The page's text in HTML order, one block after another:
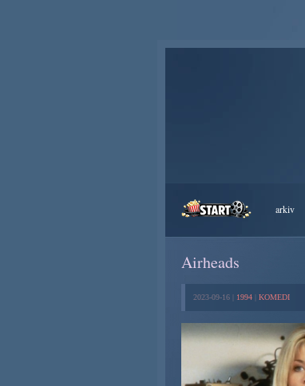
arkiv
Airheads
2023-09-16 | 1994 KOMEDI